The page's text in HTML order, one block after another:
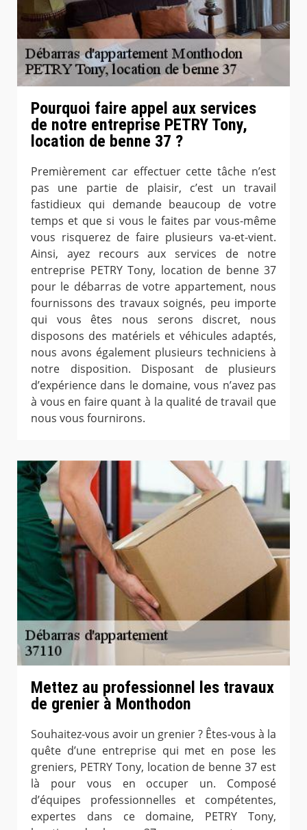
Pourquoi faire appel aux services
de notre entreprise PETRY Tony,
location de benne 37 ?
Premièrement car effectuer cette tâche n’est
pas une partie de plaisir, c’est un travail
fastidieux qui demande beaucoup de votre
temps et que si vous le faites par vous-même
vous risquerez de faire plusieurs va-et-vient.
Ainsi, ayez recours aux services de notre
entreprise PETRY Tony, location de benne 37
pour le débarras de votre appartement, nous
fournissons des travaux soignés, peu importe
qui vous êtes nous serons discret, nous
disposons des matériels et véhicules adaptés,
nous avons également plusieurs techniciens à
notre disposition. Disposant de plusieurs
d’expérience dans le domaine, vous n’avez pas
à vous en faire quant à la qualité de travail que
nous vous fournirons.
Mettez au professionnel les travaux
de grenier à Monthodon
Souhaitez-vous avoir un grenier ? Êtes-vous à la
quête d’une entreprise qui met en pose les
greniers, PETRY Tony, location de benne 37 est
là pour vous en occuper un. Composé
d’équipes professionnelles et compétentes,
expertes dans ce domaine, PETRY Tony,